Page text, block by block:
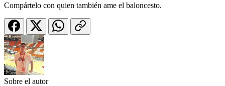
Compártelo con quien también ame el baloncesto.
Sobre el autor